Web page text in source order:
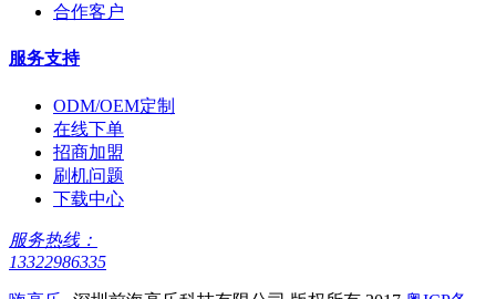
合作客户
服务支持
ODM/OEM定制
在线下单
招商加盟
刷机问题
下载中心
服务热线：
13322986335